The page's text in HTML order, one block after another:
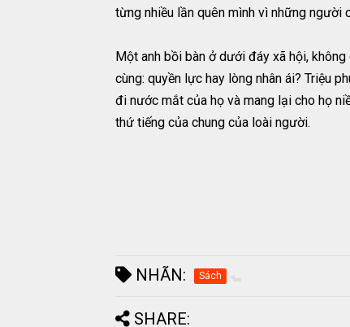
từng nhiều lần quên mình vì những người
Một anh bồi bàn ở dưới đáy xã hội,
cùng: quyền lực hay lòng nhân ái? Triệu
đi nước mắt của họ và mang lại cho họ
thứ tiếng của chung của loài người.
NHÃN: Sách
SHARE: